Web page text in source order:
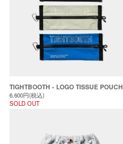
TIGHTBOOTH - LOGO TISSUE POUCH
6,600円(税込)
SOLD OUT